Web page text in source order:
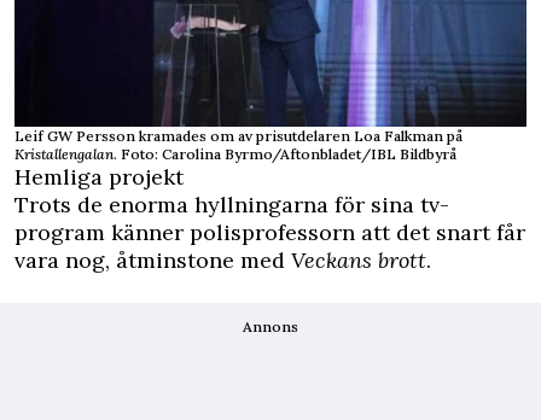
Leif GW Persson kramades om av prisutdelaren Loa Falkman på
Kristallengalan. Foto: Carolina Byrmo/Aftonbladet/IBL Bildbyrå
Hemliga projekt
Trots de enorma hyllningarna för sina tv-
program känner polisprofessorn att det snart får
vara nog, åtminstone med Veckans brott.
Annons